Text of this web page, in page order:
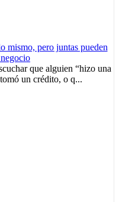
que alguien “hizo una
un crédito, o q...